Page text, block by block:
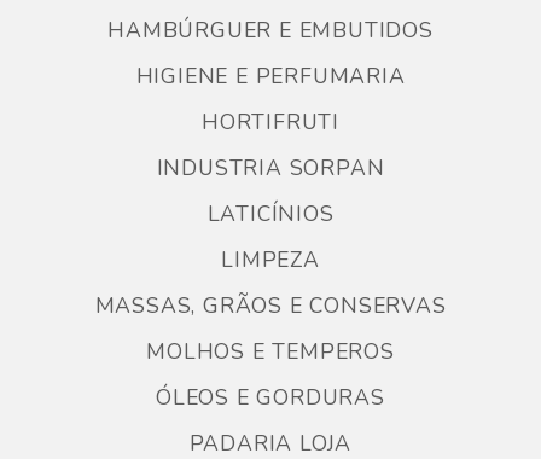
HAMBÚRGUER E EMBUTIDOS
HIGIENE E PERFUMARIA
HORTIFRUTI
INDUSTRIA SORPAN
LATICÍNIOS
LIMPEZA
MASSAS, GRÃOS E CONSERVAS
MOLHOS E TEMPEROS
ÓLEOS E GORDURAS
PADARIA LOJA